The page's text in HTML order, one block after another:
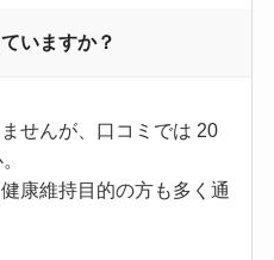
いますか？
せんが、口コミでは 20
康維持目的の方も多く通